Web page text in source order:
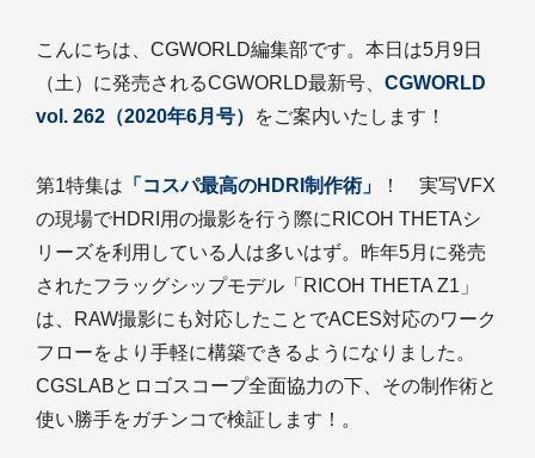
こんにちは、CGWORLD編集部です。本日は5月9日
（土）に発売されるCGWORLD最新号、 CGWORLD
vol. 262（2020年6月号）
をご案内いたします！
第1特集は 「コスパ最高のHDRI制作術」
！ 実写VFX
の現場でHDRI用の撮影を行う際にRICOH THETAシ
リーズを利用している人は多いはず。昨年5月に発売
されたフラッグシップモデル「RICOH THETA Z1」
は、RAW撮影にも対応したことでACES対応のワーク
フローをより手軽に構築できるようになりました。
CGSLABとロゴスコープ全面協力の下、その制作術と
使い勝手をガチンコで検証します！。